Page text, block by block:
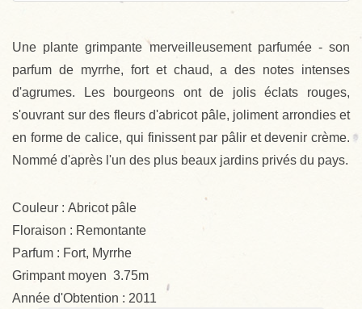
Une plante grimpante merveilleusement parfumée - son
parfum de myrrhe, fort et chaud, a des notes intenses
d'agrumes. Les bourgeons ont de jolis éclats rouges,
s'ouvrant sur des fleurs d'abricot pâle, joliment arrondies et
en forme de calice, qui finissent par pâlir et devenir crème.
Nommé d'après l'un des plus beaux jardins privés du pays.
Couleur : Abricot pâle
Floraison : Remontante
Parfum : Fort, Myrrhe
Grimpant moyen 3.75m
Année d'Obtention : 2011